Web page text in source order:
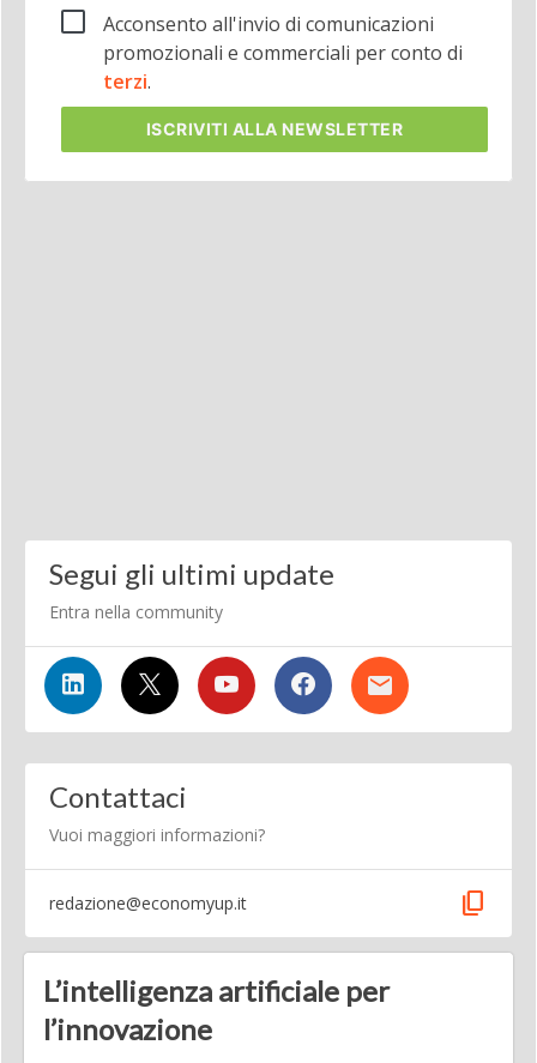
Acconsento all'invio di comunicazioni
promozionali e commerciali per conto di
terzi.
ISCRIVITI ALLA NEWSLETTER
Segui gli ultimi update
Entra nella community
Contattaci
Vuoi maggiori informazioni?
redazione@economyup.it content_copy
L’intelligenza artificiale per
l’innovazione